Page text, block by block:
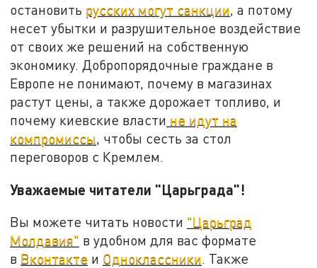
остановить русских могут санкции, а потому
несет убытки и разрушительное воздействие
от своих же решений на собственную
экономику. Добропорядочные граждане в
Европе не понимают, почему в магазинах
растут цены, а также дорожает топливо, и
почему киевские власти не идут на
компромиссы, чтобы сесть за стол
переговоров с Кремлем.
Уважаемые читатели "Царьграда"!
Вы можете читать новости "Царьград
Молдавия" в удобном для вас формате
в Вконтакте и Одноклассники. Также